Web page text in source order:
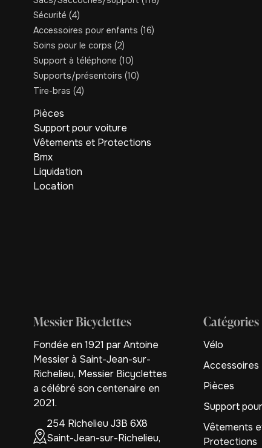
Sécurité (4)
Accessoires pour enfants (16)
Soins pour le corps (2)
Support à téléphone (10)
Supports/présentoirs (10)
Tire-bras (4)
Pièces
Support pour voiture
Vêtements et Protections
Bmx
Liquidation
Location
Messier Bicyclettes
Fondée en 1921 par Antoine
Messier à Saint-Jean-sur-
Richelieu, Messier Bicyclettes
a célébré son centenaire en
2021.
254 Richelieu J3B 6X8
Saint-Jean-sur-Richelieu,
Catégories
Vélo
Accessoires
Pièces
Support
Vêtements
Protections